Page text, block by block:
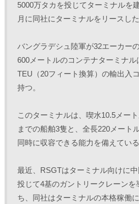
5000万タカを投じてターミナルを
月に同社にターミナルをリースした
バングラデシュ陸軍が32エーカー
600メートルのコンテナターミナル
TEU（20フィート換算）の輸出入
持つ。
このターミナルは、喫水10.5メー
までの船舶3隻と、全長220メート
同時に収容できる能力を備えている
最近、RSGTはターミナル向けに
投じて4基のガントリークレーンを
ち、同社はターミナルの本格稼働